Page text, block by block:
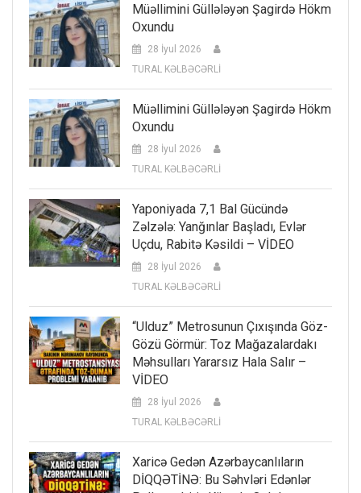
Müəllimini Güllələyən Şagirdə Hökm
Oxundu
28 İyul 2026
TURAL KƏLBƏCƏRLİ
Müəllimini Güllələyən Şagirdə Hökm
Oxundu
28 İyul 2026
TURAL KƏLBƏCƏRLİ
Yaponiyada 7,1 Bal Gücündə
Zəlzələ: Yanğınlar Başladı, Evlər
Uçdu, Rabitə Kəsildi – VİDEO
28 İyul 2026
TURAL KƏLBƏCƏRLİ
“Ulduz” Metrosunun Çıxışında Göz-
Gözü Görmür: Toz Mağazalardakı
Məhsulları Yararsız Hala Salır –
VİDEO
28 İyul 2026
TURAL KƏLBƏCƏRLİ
Xaricə Gedən Azərbaycanlıların
DİQQƏTİNƏ: Bu Səhvləri Edənlər